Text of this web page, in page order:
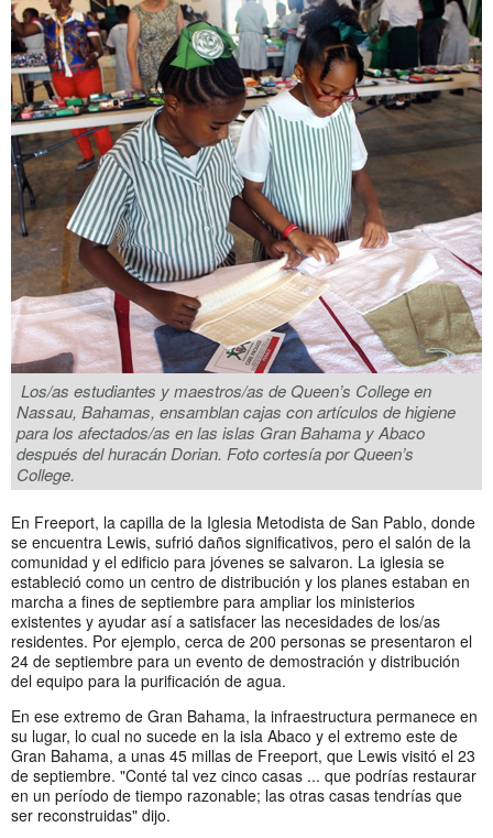
Los/as estudiantes y maestros/as de Queen’s College en
Nassau, Bahamas, ensamblan cajas con artículos de higiene
para los afectados/as en las islas Gran Bahama y Abaco
después del huracán Dorian. Foto cortesía por Queen’s
College.
En Freeport, la capilla de la Iglesia Metodista de San Pablo, donde
se encuentra Lewis, sufrió daños significativos, pero el salón de la
comunidad y el edificio para jóvenes se salvaron. La iglesia se
estableció como un centro de distribución y los planes estaban en
marcha a fines de septiembre para ampliar los ministerios
existentes y ayudar así a satisfacer las necesidades de los/as
residentes. Por ejemplo, cerca de 200 personas se presentaron el
24 de septiembre para un evento de demostración y distribución
del equipo para la purificación de agua.
En ese extremo de Gran Bahama, la infraestructura permanece en
su lugar, lo cual no sucede en la isla Abaco y el extremo este de
Gran Bahama, a unas 45 millas de Freeport, que Lewis visitó el 23
de septiembre. "Conté tal vez cinco casas ... que podrías restaurar
en un período de tiempo razonable; las otras casas tendrías que
ser reconstruidas" dijo.